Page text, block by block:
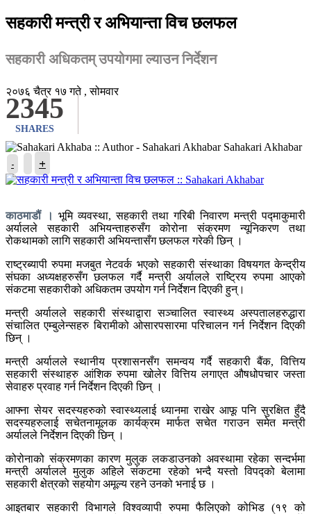
सहकारी मन्त्री र अभियान्ता विच छलफल
सहकारी अधिकतम् उपयोगमा ल्याउन निर्देशन
2345
SHARES
२०७६ चैत्र १७ गते , सोमवार
Sahakari Akhabar
- +
काठमाडौं । भूमि व्यवस्था, सहकारी तथा गरिबी निवारण मन्त्री पद्माकुमारी
अर्यालले सहकारी अभियन्ताहरुसँग कोरोना संक्रमण न्यूनिकरण तथा
रोकथामको लागि सहकारी अभियन्तासँग छलफल गरेकी छिन् ।
राष्ट्रब्यापी रुपमा मजबुत नेटवर्क भएको सहकारी संस्थाका विषयगत केन्द्रीय
संघका अध्यक्षहरुसँग छलफल गर्दै मन्त्री अर्यालले राष्ट्रिय रुपमा आएको
संकटमा सहकारीको अधिकतम उपयोग गर्न निर्देशन दिएकी हुन्।
मन्त्री अर्यालले सहकारी संस्थाद्वारा सञ्चालित स्वास्थ्य अस्पतालहरुद्धारा
संचालित एम्बुलेन्सहरु बिरामीको ओसारपसारमा परिचालन गर्न निर्देशन दिएकी
छिन् ।
मन्त्री अर्यालले स्थानीय प्रशासनसँग समन्वय गर्दै सहकारी बैंक, वित्तिय
सहकारी संस्थाहरु आंशिक रुपमा खोलेर वित्तिय लगाएत औषधोपचार जस्ता
सेवाहरु प्रवाह गर्न निर्देशन दिएकी छिन् ।
आफ्ना सेयर सदस्यहरुको स्वास्थ्यलाई ध्यानमा राखेर आफू पनि सुरक्षित हुँदै
सदस्यहरुलाई सचेतनामूलक कार्यक्रम मार्फत सचेत गराउन समेत मन्त्री
अर्यालले निर्देशन दिएकी छिन् ।
कोरोनाको संक्रमणका कारण मुलुक लकडाउनको अवस्थामा रहेका सन्दर्भमा
मन्त्री अर्यालले मुलुक अहिले संकटमा रहेको भन्दै यस्तो विपद्को बेलामा
सहकारी क्षेत्रको सहयोग अमूल्य रहने उनको भनाई छ ।
आइतबार सहकारी विभागले विश्वव्यापी रुपमा फैलिएको कोभिड (१९ को